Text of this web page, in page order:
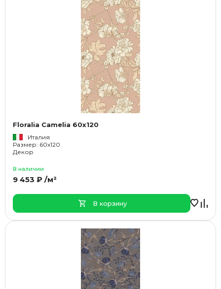
Floralia Camelia 60x120
Италия
Размер: 60x120
Декор
В наличии
9 453 ₽ /м²
В корзину